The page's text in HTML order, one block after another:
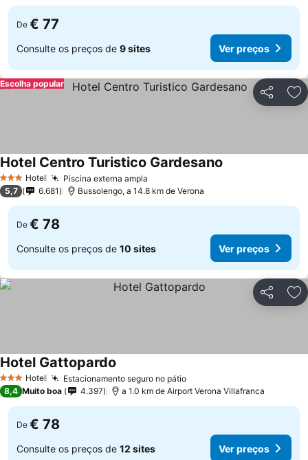
De € 77
Consulte os preços de 9 sites Ver preços
Partilhar
Escolha popular
3 EstrelasHotel Piscina externa ampla
Hotel Centro Turistico Gardesano
5,7 6.681 Bussolengo, a 14.8 km de Verona
De € 78
Consulte os preços de 10 sites Ver preços
Partilhar
3 EstrelasHotel Estacionamento seguro no pátioVer preços
Hotel Gattopardo
8,4 Muito boa 4.397 a 1.0 km de Airport Verona Villafranca
De € 78
Consulte os preços de 12 sites Ver preços